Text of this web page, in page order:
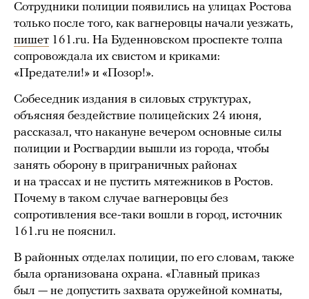
Сотрудники полиции появились на улицах Ростова
только после того, как вагнеровцы начали уезжать,
пишет 161.ru. На Буденновском проспекте толпа
сопровождала их свистом и криками:
«Предатели!» и «Позор!».
Собеседник издания в силовых структурах,
объясняя бездействие полицейских 24 июня,
рассказал, что накануне вечером основные силы
полиции и Росгвардии вышли из города, чтобы
занять оборону в приграничных районах
и на трассах и не пустить мятежников в Ростов.
Почему в таком случае вагнеровцы без
сопротивления все-таки вошли в город, источник
161.ru не пояснил.
В районных отделах полиции, по его словам, также
была организована охрана. «Главный приказ
был — не допустить захвата оружейной комнаты,